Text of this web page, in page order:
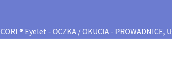
CORI ® Eyelet - OCZKA / OKUCIA - PROWADNICE,